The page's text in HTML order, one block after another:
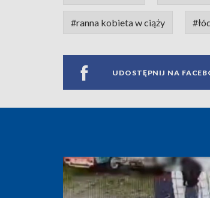
#ranna kobieta w ciąży
UDOSTĘPNIJ NA